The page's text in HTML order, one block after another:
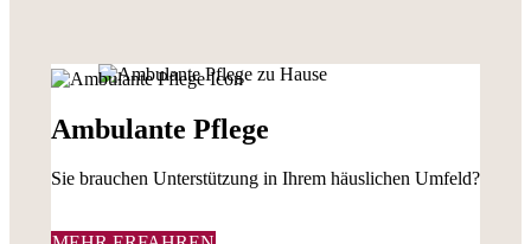
Ambulante Pflege
Sie brauchen Unterstützung in Ihrem häuslichen Umfeld?